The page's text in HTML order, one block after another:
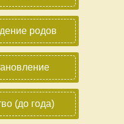
родов
(до года)